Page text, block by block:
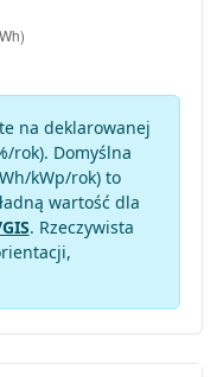
na deklarowanej
rok). Domyślna
kWp/rok) to
wartość dla
. Rzeczywista